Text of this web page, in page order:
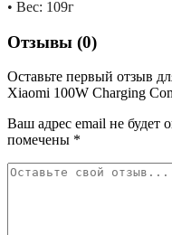
• Вес: 109г
Отзывы (0)
Оставьте первый отзыв
Xiaomi 100W Charging
Ваш адрес email не будет
помечены *